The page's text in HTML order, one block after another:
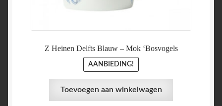
Z Heinen Delfts Blauw – Mok ‘Bosvogels
AANBIEDING!
Toevoegen aan winkelwagen